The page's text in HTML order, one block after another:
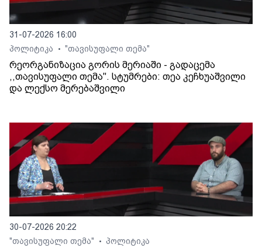
31-07-2026 16:00
პოლიტიკა
• "თავისუფალი თემა"
რეორგანიზაცია გორის მერიაში - გადაცემა
,,თავისუფალი თემა". სტუმრები: თეა კეჩხუაშვილი
და ლექსო მერებაშვილი
30-07-2026 20:22
"თავისუფალი თემა"
• პოლიტიკა